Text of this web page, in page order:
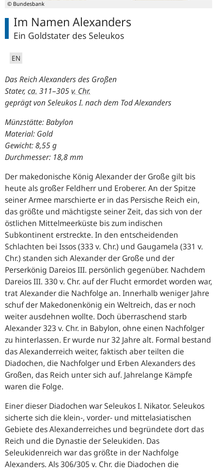
© Bundesbank
Im Namen Alexanders
Ein Goldstater des Seleukos
EN
Das Reich Alexanders des Großen
Stater, ca. 311–305 v. Chr.
geprägt von Seleukos I. nach dem Tod Alexanders
Münzstätte: Babylon
Material: Gold
Gewicht: 8,55 g
Durchmesser: 18,8 mm
Der makedonische König Alexander der Große gilt bis
heute als großer Feldherr und Eroberer. An der Spitze
seiner Armee marschierte er in das Persische Reich ein,
das größte und mächtigste seiner Zeit, das sich von der
östlichen Mittelmeerküste bis zum indischen
Subkontinent erstreckte. In den entscheidenden
Schlachten bei Issos (333 v. Chr.) und Gaugamela (331 v.
Chr.) standen sich Alexander der Große und der
Perserkönig Dareios III. persönlich gegenüber. Nachdem
Dareios III. 330 v. Chr. auf der Flucht ermordet worden war,
trat Alexander die Nachfolge an. Innerhalb weniger Jahre
schuf der Makedonenkönig ein Weltreich, das er noch
weiter ausdehnen wollte. Doch überraschend starb
Alexander 323 v. Chr. in Babylon, ohne einen Nachfolger
zu hinterlassen. Er wurde nur 32 Jahre alt. Formal bestand
das Alexanderreich weiter, faktisch aber teilten die
Diadochen, die Nachfolger und Erben Alexanders des
Großen, das Reich unter sich auf. Jahrelange Kämpfe
waren die Folge.
Einer dieser Diadochen war Seleukos I. Nikator. Seleukos
sicherte sich die klein-, vorder- und mittelasiatischen
Gebiete des Alexanderreiches und begründete dort das
Reich und die Dynastie der Seleukiden. Das
Seleukidenreich war das größte in der Nachfolge
Alexanders. Als 306/305 v. Chr. die Diadochen die